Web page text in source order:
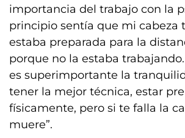
importancia del trabajo con la
principio sentía que mi cabeza
estaba preparada para la
porque no la estaba
es superimportante la
tener la mejor técnica, estar
físicamente, pero si te falla la
muere”.